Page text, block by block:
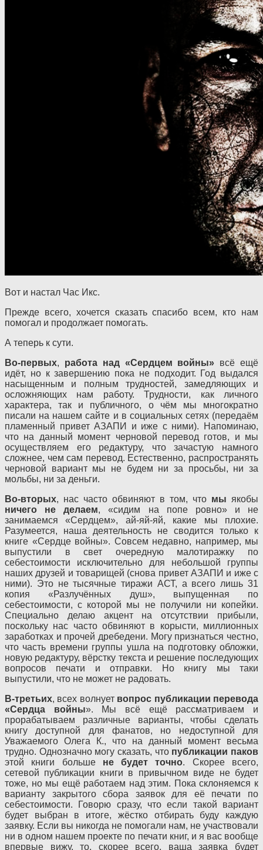
Вот и настал Час Икс.
Прежде всего, хочется сказать спасибо всем, кто нам
помогал и продолжает помогать.
А теперь к сути.
Во-первых, работа над «Сердцем войны» всё ещё
идёт, но к завершению пока не подходит. Год выдался
насыщенным и полным трудностей, замедляющих и
осложняющих нам работу. Трудности, как личного
характера, так и публичного, о чём мы многократно
писали на нашем сайте и в социальных сетях (передаём
пламенный привет АЗАПИ и иже с ними). Напоминаю,
что на данный момент черновой перевод готов, и мы
осуществляем его редактуру, что зачастую намного
сложнее, чем сам перевод. Естественно, распространять
черновой вариант мы не будем ни за просьбы, ни за
мольбы, ни за деньги.
Во-вторых, нас часто обвиняют в том, что мы якобы
ничего не делаем, «сидим на попе ровно» и не
занимаемся «Сердцем», ай-яй-яй, какие мы плохие.
Разумеется, наша деятельность не сводится только к
книге «Сердце войны». Совсем недавно, например, мы
выпустили в свет очередную малотиражку по
себестоимости исключительно для небольшой группы
наших друзей и товарищей (снова привет АЗАПИ и иже с
ними). Это не тысячные тиражи АСТ, а всего лишь 31
копия «Разлучённых душ», выпущенная по
себестоимости, с которой мы не получили ни копейки.
Специально делаю акцент на отсутствии прибыли,
поскольку нас часто обвиняют в корысти, миллионных
заработках и прочей дребедени. Могу признаться честно,
что часть времени группы ушла на подготовку обложки,
новую редактуру, вёрстку текста и решение последующих
вопросов печати и отправки. Но книгу мы таки
выпустили, что не может не радовать.
В-третьих, всех волнует вопрос публикации перевода
«Сердца войны». Мы всё ещё рассматриваем и
прорабатываем различные варианты, чтобы сделать
книгу доступной для фанатов, но недоступной для
Уважаемого Олега К., что на данный момент весьма
трудно. Однозначно могу сказать, что публикации паков
этой книги больше не будет точно. Скорее всего,
сетевой публикации книги в привычном виде не будет
тоже, но мы ещё работаем над этим. Пока склоняемся к
варианту закрытого сбора заявок для её печати по
себестоимости. Говорю сразу, что если такой вариант
будет выбран в итоге, жёстко отбирать буду каждую
заявку. Если вы никогда не помогали нам, не участвовали
ни в одном нашем проекте по печати книг, и я вас вообще
впервые вижу, то, скорее всего, ваша заявка будет